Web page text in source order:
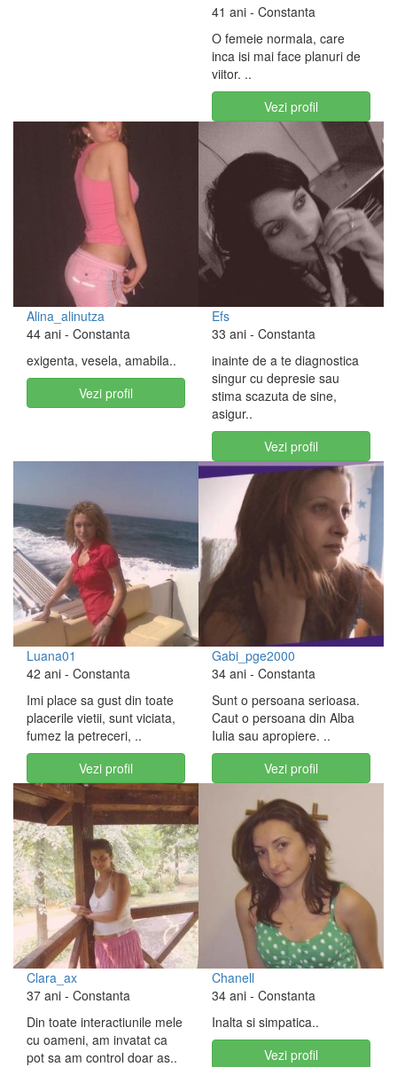
41 ani - Constanta
O femeie normala, care
inca isi mai face planuri de
viitor. ..
Vezi profil
Alina_alinutza
44 ani - Constanta
exigenta, vesela, amabila..
Vezi profil
Efs
33 ani - Constanta
inainte de a te diagnostica
singur cu depresie sau
stima scazuta de sine,
asigur..
Vezi profil
Luana01
42 ani - Constanta
Imi place sa gust din toate
placerile vietii, sunt viciata,
fumez la petreceri, ..
Vezi profil
Gabi_pge2000
34 ani - Constanta
Sunt o persoana serioasa.
Caut o persoana din Alba
Iulia sau apropiere. ..
Vezi profil
Clara_ax
37 ani - Constanta
Din toate interactiunile mele
cu oameni, am invatat ca
pot sa am control doar as..
Chanell
34 ani - Constanta
Inalta si simpatica..
Vezi profil